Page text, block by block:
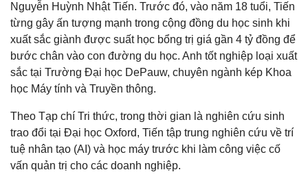
Nguyễn Huỳnh Nhật Tiến. Trước đó, vào năm 18 tuổi, Tiến
từng gây ấn tượng mạnh trong cộng đồng du học sinh khi
xuất sắc giành được suất học bổng trị giá gần 4 tỷ đồng để
bước chân vào con đường du học. Anh tốt nghiệp loại xuất
sắc tại Trường Đại học DePauw, chuyên ngành kép Khoa
học Máy tính và Truyền thông.
Theo Tạp chí Tri thức, trong thời gian là nghiên cứu sinh
trao đổi tại Đại học Oxford, Tiến tập trung nghiên cứu về trí
tuệ nhân tạo (AI) và học máy trước khi làm công việc cố
vấn quản trị cho các doanh nghiệp.